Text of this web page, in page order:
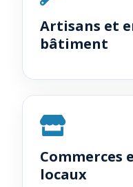
Artisans et
bâtiment
Commerces
locaux